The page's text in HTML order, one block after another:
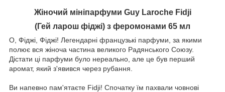
Жіночий мініпарфуми Guy Laroche Fidji
(Гей ларош фіджі) з феромонами 65 мл
О, Фіджі, Фіджі! Легендарні французькі парфуми, за якими
полює вся жіноча частина великого Радянського Союзу.
Дістати ці парфуми було нереально, але це був перший
аромат, який з'явився через рубання.
Ви напевно пам'ятаєте Fidji! Спочатку їм пахвали човнові